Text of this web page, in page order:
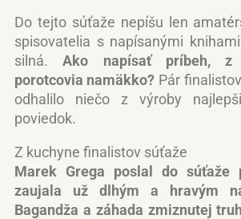
Do tejto súťaže nepíšu len
spisovatelia s napísanými
silná.Ako napísať príbeh, z
porotcovia namäkko? Pár
odhalilo niečo z výroby
poviedok.
Z kuchyne finalistov súťaže
Marek Grega poslal do súťaže
zaujala už dlhým a hravým
Bagandža a záhada zmiznutej